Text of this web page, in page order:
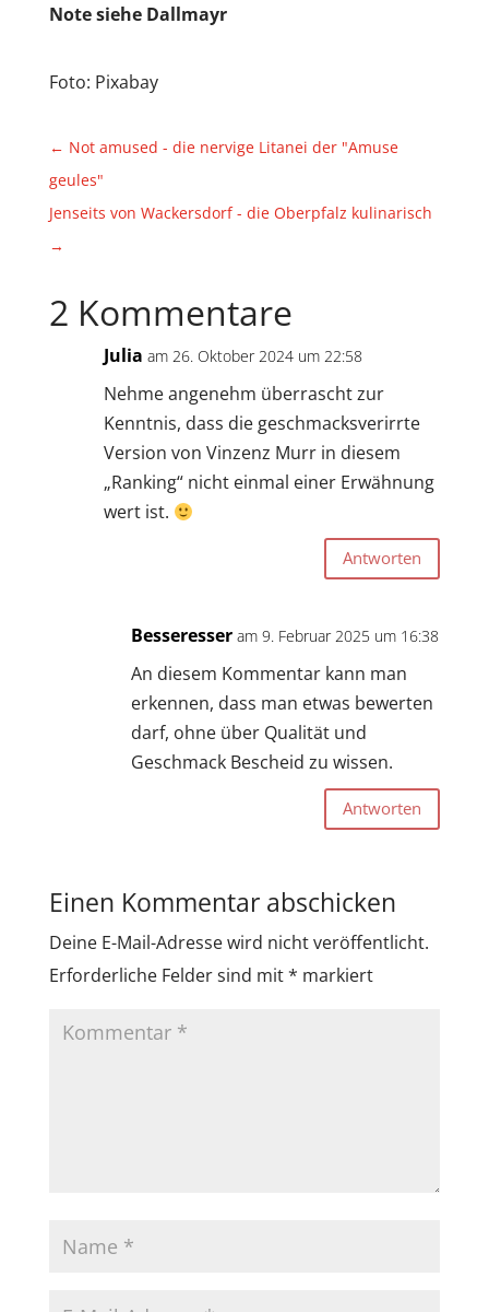
Note siehe Dallmayr
Foto: Pixabay
← Not amused - die nervige Litanei der "Amuse
geules"
Jenseits von Wackersdorf - die Oberpfalz kulinarisch
→
2 Kommentare
Julia am 26. Oktober 2024 um 22:58
Nehme angenehm überrascht zur
Kenntnis, dass die geschmacksverirrte
Version von Vinzenz Murr in diesem
„Ranking“ nicht einmal einer Erwähnung
wert ist.
Antworten
Besseresser am 9. Februar 2025 um 16:38
An diesem Kommentar kann man
erkennen, dass man etwas bewerten
darf, ohne über Qualität und
Geschmack Bescheid zu wissen.
Antworten
Einen Kommentar abschicken
Deine E-Mail-Adresse wird nicht veröffentlicht.
Erforderliche Felder sind mit* markiert